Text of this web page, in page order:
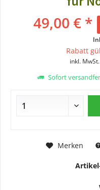
49,00 € *
Rabatt
inkl. MwSt.
Sofort
Merken